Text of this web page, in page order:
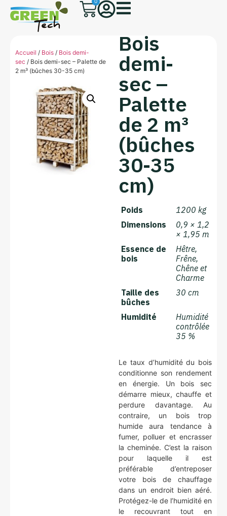
Accueil / Bois / Bois demi-
sec / Bois demi-sec – Palette de
2 m³ (bûches 30-35 cm)
Bois
demi-
sec –
Palette
de 2 m³
(bûches
30-35
cm)
Poids
1200 kg
Dimensions
0,9 × 1,2
× 1,95 m
Essence de
bois
Hêtre,
Frêne,
Chêne et
Charme
Taille des
bûches
30 cm
Humidité
Humidité
contrôlée
35 %
Le taux d’humidité du bois
conditionne son rendement
en énergie. Un bois sec
démarre mieux, chauffe et
perdure davantage. Au
contraire, un bois trop
humide aura tendance à
fumer, polluer et encrasser
la cheminée. C’est la raison
pour laquelle il est
préférable d’entreposer
votre bois de chauffage
dans un endroit bien aéré.
Protégez-le de l’humidité en
le recouvrant tout en